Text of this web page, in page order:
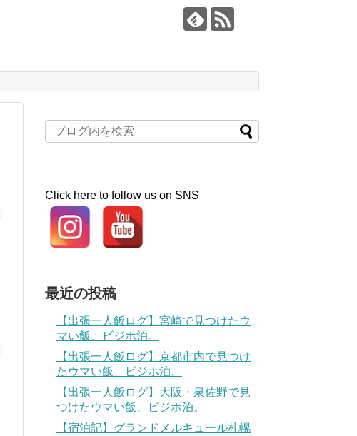
Click here to follow us on SNS
最近の投稿
【出張一人飯ログ】宮崎で見つけたウ
マい飯、ビジホ泊。
【出張一人飯ログ】京都市内で見つけ
たウマい飯、ビジホ泊。
【出張一人飯ログ】大阪・泉佐野で見
つけたウマい飯、ビジホ泊。
【宿泊記】グランドメルキュール札幌